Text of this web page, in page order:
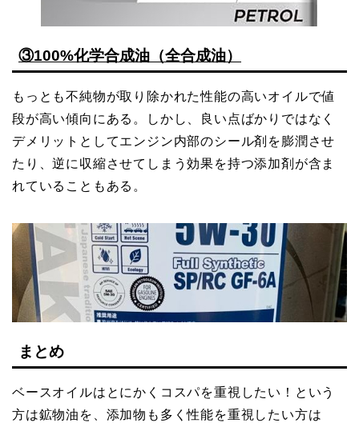
③100%化学合成油（全合成油）
もっとも不純物が取り除かれた性能の高いオイルで値
段が高い傾向にある。しかし、良い点ばかりではなく
デメリットとしてエンジン内部のシール剤を膨潤させ
たり、逆に収縮させてしまう効果を持つ添加剤が含ま
れていることもある。
まとめ
ベースオイルはとにかくコスパを重視したい！という
方は鉱物油を、添加物も多く性能を重視したい方は